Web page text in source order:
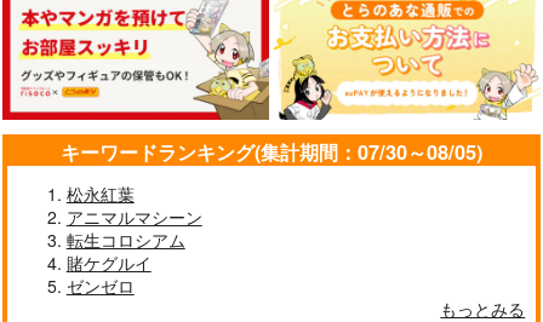
キーワードランキング(集計期間：07/30～08/05)
松永紅葉
アニマルマシーン
転生コロシアム
賭ケグルイ
ゼンゼロ
もっとみる